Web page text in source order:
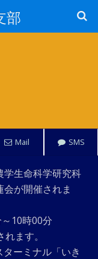
部
Mail SMS
学生命科学研究科
が開催されま
10時00分
ます。
ーミナル「いき